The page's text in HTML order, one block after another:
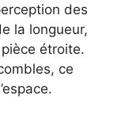
des
la longueur,
étroite.
ce